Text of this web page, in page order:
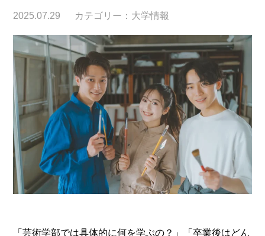
2025.07.29 カテゴリー： 大学情報
「芸術学部では具体的に何を学ぶの？」「卒業後はどん